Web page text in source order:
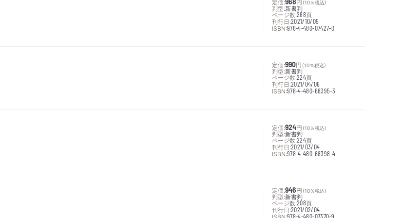
定価: 円 （10％税込）
判型:新書判
ページ数:288頁
刊行日:2021/10/05
ISBN:978-4-480-07427-0
定価:990円 （10％税込）
判型:新書判
ページ数:224頁
刊行日:2021/04/06
ISBN:978-4-480-68395-3
定価:924円 （10％税込）
判型:新書判
ページ数:224頁
刊行日:2021/03/04
ISBN:978-4-480-68398-4
定価:946円 （10％税込）
判型:新書判
ページ数:208頁
刊行日:2021/02/04
978-4-480-07370-9